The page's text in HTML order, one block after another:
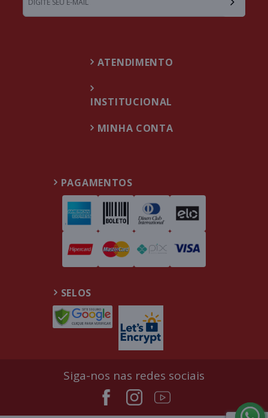
ATENDIMENTO
INSTITUCIONAL
MINHA CONTA
PAGAMENTOS
SELOS
Siga-nos nas redes sociais